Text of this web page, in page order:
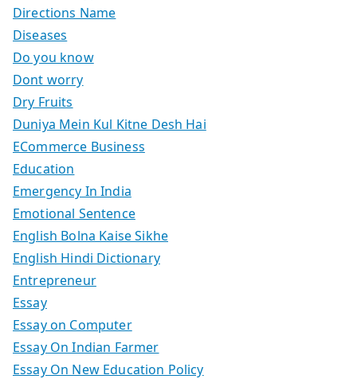
Directions Name
Diseases
Do you know
Dont worry
Dry Fruits
Duniya Mein Kul Kitne Desh Hai
ECommerce Business
Education
Emergency In India
Emotional Sentence
English Bolna Kaise Sikhe
English Hindi Dictionary
Entrepreneur
Essay
Essay on Computer
Essay On Indian Farmer
Essay On New Education Policy